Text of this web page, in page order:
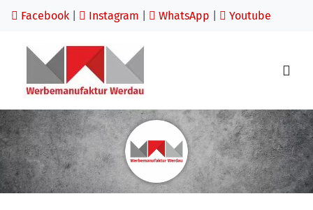
Facebook Instagram WhatsApp Youtube